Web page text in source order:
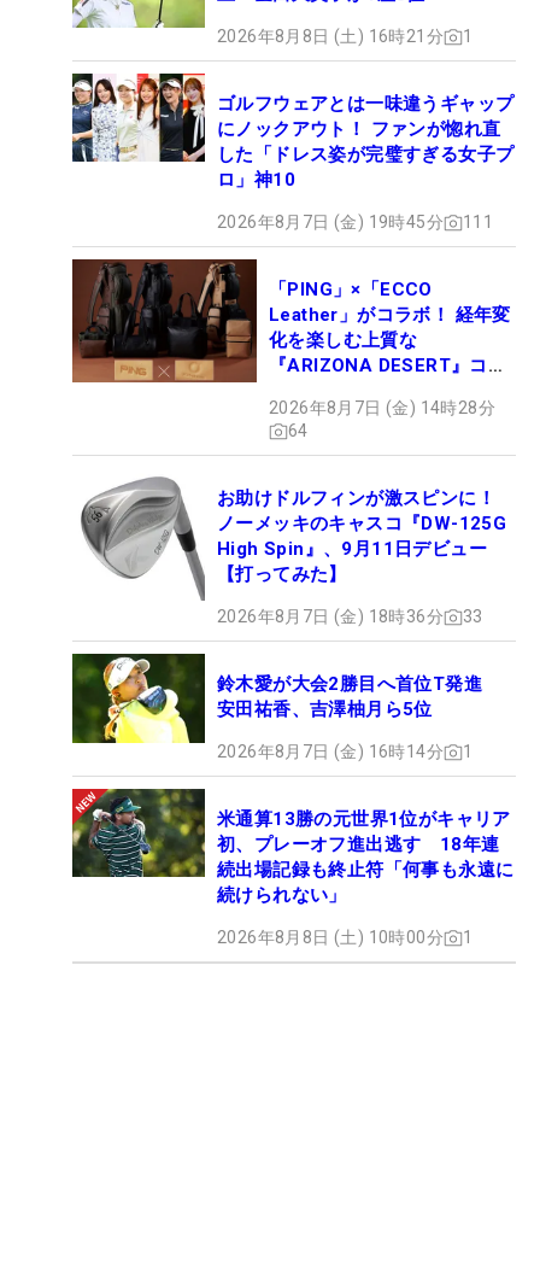
2026年8月8日 (土) 16時21分 1
ゴルフウェアとは一味違うギャップ
にノックアウト！ ファンが惚れ直
した「ドレス姿が完璧すぎる女子プ
ロ」神10
2026年8月7日 (金) 19時45分 111
「PING」×「ECCO
Leather」がコラボ！ 経年変
化を楽しむ上質な
『ARIZONA DESERT』コレ
ュー
2026年8月7日 (金) 14時28分
64
お助けドルフィンが激スピンに！
ノーメッキのキャスコ『DW-125G
High Spin』、9月11日デビュー
【打ってみた】
2026年8月7日 (金) 18時36分 33
鈴木愛が大会2勝目へ首位T発進
安田祐香、吉澤柚月ら5位
2026年8月7日 (金) 16時14分 1
米通算13勝の元世界1位がキャリア
初、プレーオフ進出逃す 18年連
続出場記録も終止符「何事も永遠に
続けられない」
2026年8月8日 (土) 10時00分 1